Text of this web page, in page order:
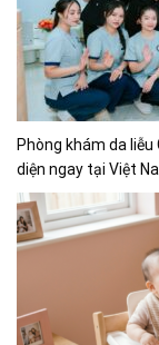
Phòng khám da liễu
diện ngay tại Việt